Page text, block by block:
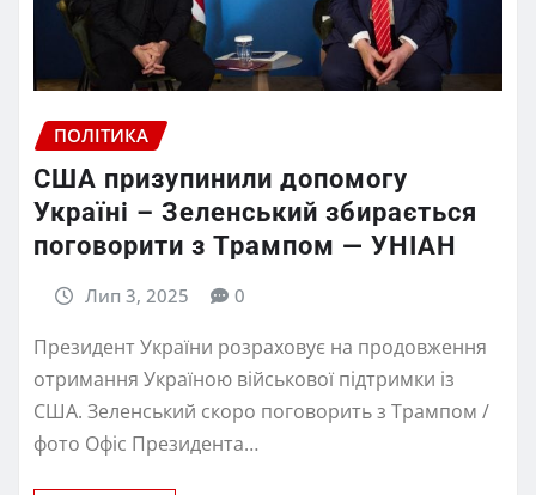
ПОЛІТИКА
США призупинили допомогу
Україні – Зеленський збирається
поговорити з Трампом — УНІАН
Лип 3, 2025 0
Президент України розраховує на продовження
отримання Україною військової підтримки із
США. Зеленський скоро поговорить з Трампом /
фото Офіс Президента…